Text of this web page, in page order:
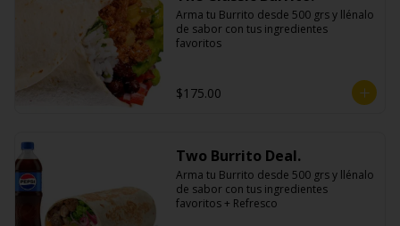
Arma tu Burrito desde 500 grs y llénalo
de sabor con tus ingredientes
favoritos
$175.00
Two Burrito Deal.
Arma tu Burrito desde 500 grs y llénalo
de sabor con tus ingredientes
favoritos + Refresco